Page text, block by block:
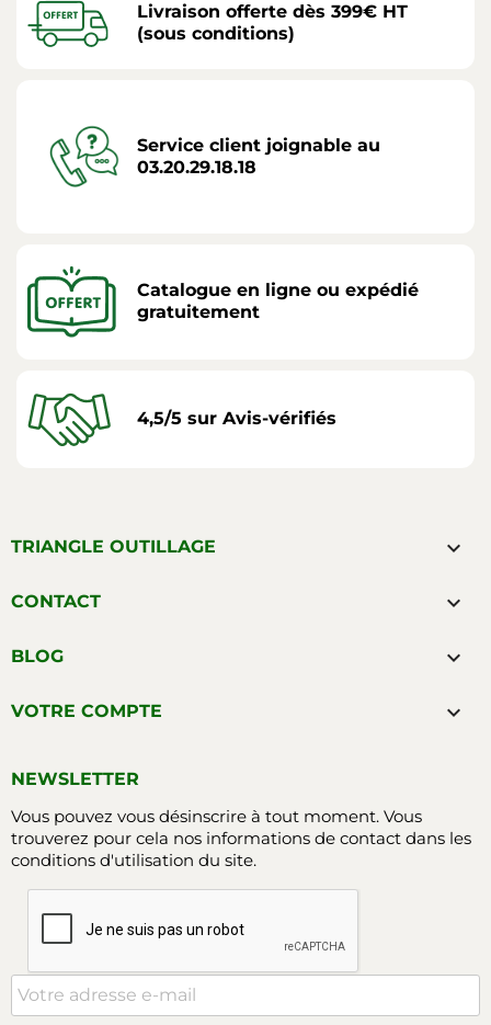
Livraison offerte dès 399€ HT
(sous conditions)
Service client joignable au
03.20.29.18.18
Catalogue en ligne ou expédié
gratuitement
4,5/5 sur Avis-vérifiés
TRIANGLE OUTILLAGE 
CONTACT 
BLOG 
VOTRE COMPTE 
NEWSLETTER
Vous pouvez vous désinscrire à tout moment. Vous
trouverez pour cela nos informations de contact dans les
conditions d'utilisation du site.